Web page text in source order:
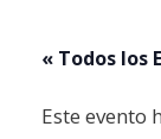
« Todos los
Este evento